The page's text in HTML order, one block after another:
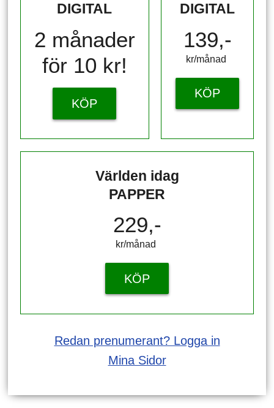
DIGITAL
2 månader
för 10 kr!
KÖP
DIGITAL
139,-
kr/månad ​​​​​​
KÖP
Världen idag
PAPPER
229,-
kr/månad ​​​​​​
KÖP
Redan prenumerant? Logga in
Mina Sidor